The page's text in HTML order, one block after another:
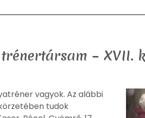
– XVII.
vagyok. Az alábbi
tudok